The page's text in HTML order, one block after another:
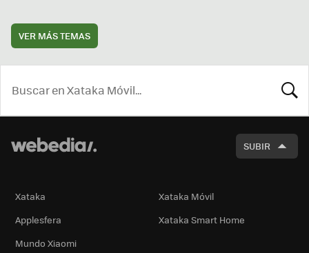
VER MÁS TEMAS
SUBIR
Xataka
Xataka Móvil
Applesfera
Xataka Smart Home
Mundo Xiaomi